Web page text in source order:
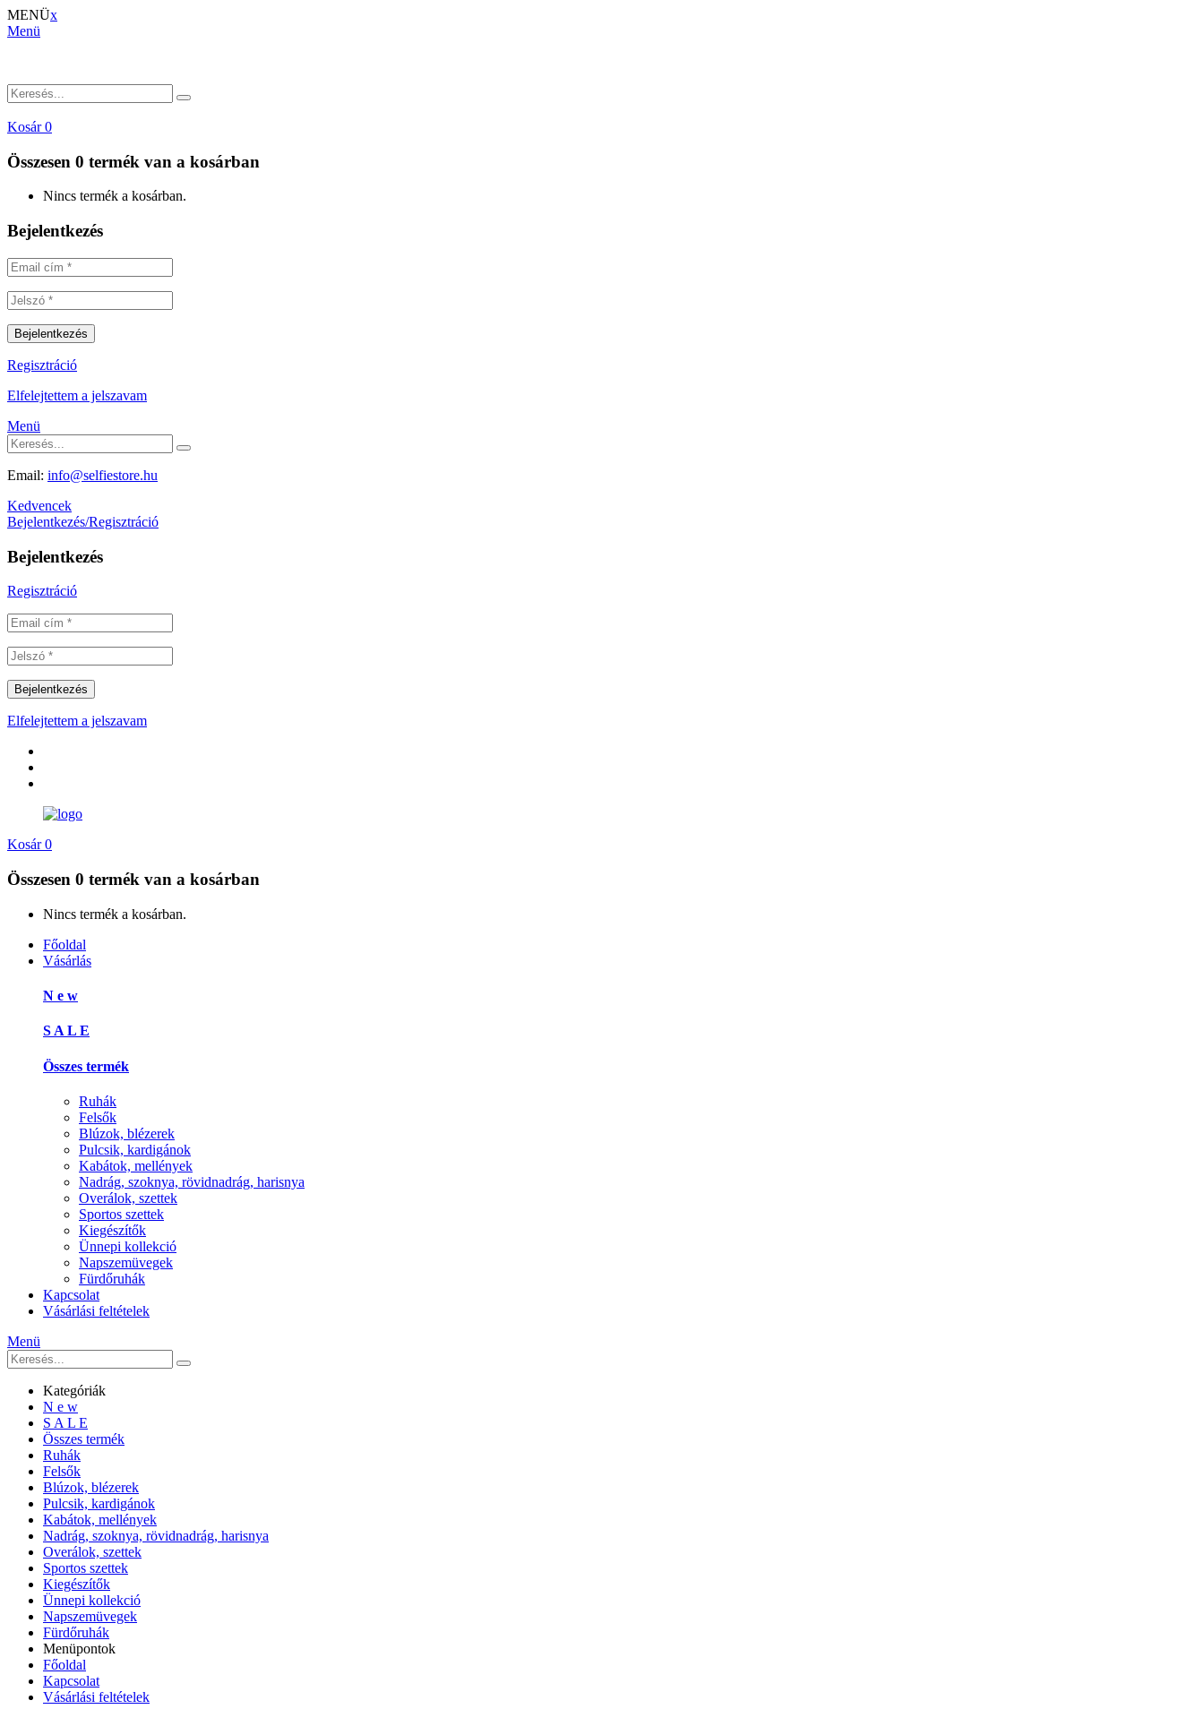
MENÜx
Menü
Kosár 0
Összesen 0 termék van a kosárban
Nincs termék a kosárban.
Bejelentkezés
Regisztráció
Elfelejtettem a jelszavam
Menü
Email: info@selfiestore.hu
Kedvencek
Bejelentkezés/Regisztráció
Bejelentkezés
Regisztráció
Elfelejtettem a jelszavam
Kosár 0
Összesen 0 termék van a kosárban
Nincs termék a kosárban.
Főoldal
Vásárlás
N e w
S A L E
Összes termék
Ruhák
Felsők
Blúzok, blézerek
Pulcsik, kardigánok
Kabátok, mellények
Nadrág, szoknya, rövidnadrág, harisnya
Overálok, szettek
Sportos szettek
Kiegészítők
Ünnepi kollekció
Napszemüvegek
Fürdőruhák
Kapcsolat
Vásárlási feltételek
Menü
Kategóriák
N e w
S A L E
Összes termék
Ruhák
Felsők
Blúzok, blézerek
Pulcsik, kardigánok
Kabátok, mellények
Nadrág, szoknya, rövidnadrág, harisnya
Overálok, szettek
Sportos szettek
Kiegészítők
Ünnepi kollekció
Napszemüvegek
Fürdőruhák
Menüpontok
Főoldal
Kapcsolat
Vásárlási feltételek